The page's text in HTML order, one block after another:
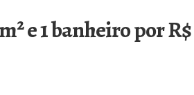
e 1 banheiropor R$